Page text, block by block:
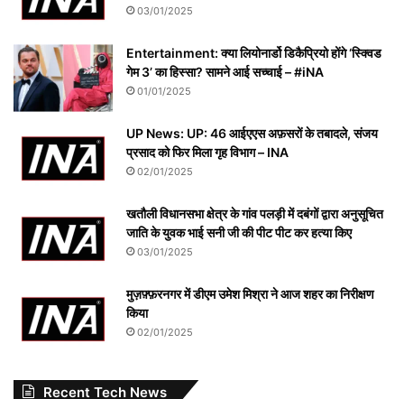
03/01/2025
Entertainment: क्या लियोनार्डो डिकैप्रियो होंगे ‘स्क्विड
गेम 3’ का हिस्सा? सामने आई सच्चाई – #iNA
01/01/2025
UP News: UP: 46 आईएएस अफ़सरों के तबादले, संजय
प्रसाद को फिर मिला गृह विभाग – INA
02/01/2025
खतौली विधानसभा क्षेत्र के गांव पलड़ी में दबंगों द्वारा अनुसूचित
जाति के युवक भाई सनी जी की पीट पीट कर हत्या किए
03/01/2025
मुज़फ़्फ़रनगर में डीएम उमेश मिश्रा ने आज शहर का निरीक्षण
किया
02/01/2025
Recent Tech News